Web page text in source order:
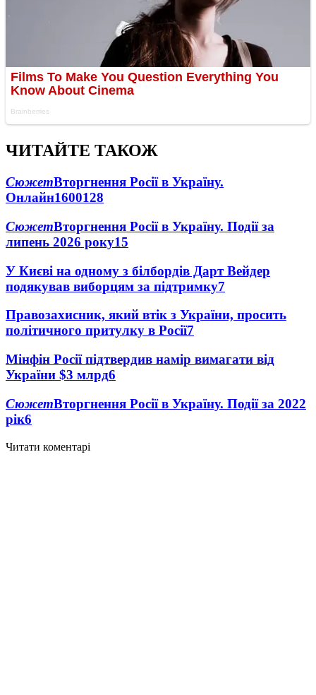
ЧИТАЙТЕ ТАКОЖ
СюжетВторгнення Росії в Україну.
Онлайн1600128
СюжетВторгнення Росії в Україну. Події за
липень 2026 року15
У Києві на одному з білбордів Дарт Вейдер
подякував виборцям за підтримку7
Правозахисник, який втік з України, просить
політичного притулку в Росії7
Мінфін Росії підтвердив намір вимагати від
України $3 млрд6
СюжетВторгнення Росії в Україну. Події за 2022
рік6
Читати коментарі